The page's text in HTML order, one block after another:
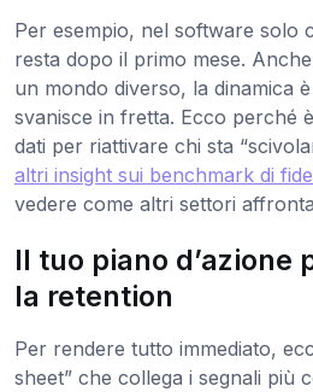
Per esempio, nel software solo
resta dopo il primo mese.
un mondo diverso, la dinamica è
svanisce in fretta. Ecco perché
dati per riattivare chi sta
altri insight sui benchmark di
vedere come altri settori
Il tuo piano d’azione
la retention
Per rendere tutto immediato,
sheet” che collega i segnali più